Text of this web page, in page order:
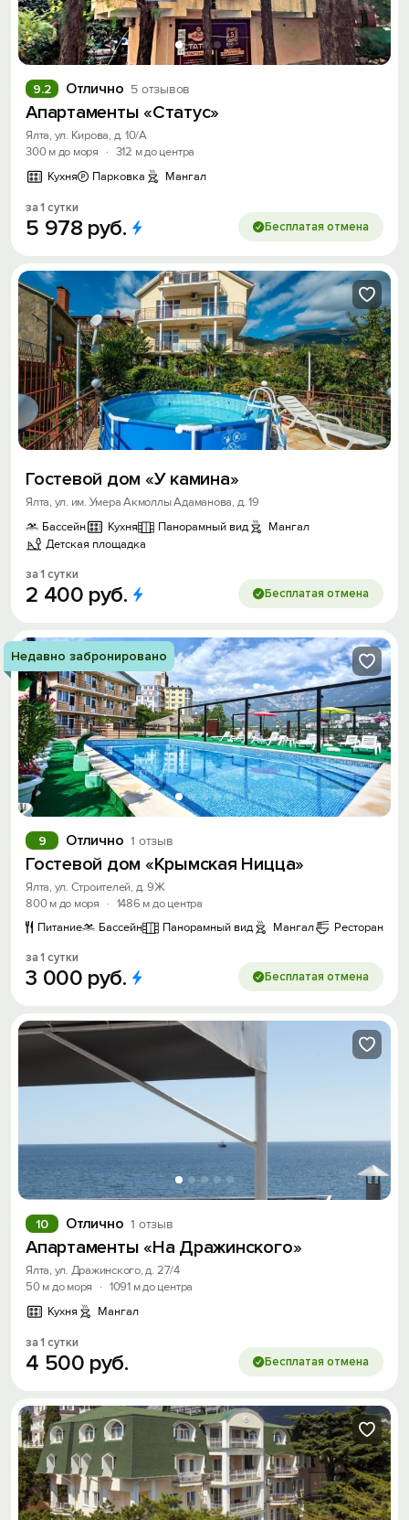
Отлично 5 отзывов
9.2
Апартаменты «Статус»
Ялта, ул. Кирова, д. 10/А
300 м до моря
· 312 м до центра
Кухня
Парковка Мангал
за 1 сутки
5 978 руб. Бесплатая отмена
Гостевой дом «У камина»
Ялта, ул. им. Умера Акмоллы Адаманова, д. 19
Бассейн
Кухня Панорамный вид
Мангал
Детская площадка
за 1 сутки
2 400 руб. Бесплатая отмена
Недавно забронировано
Отлично 1 отзыв
9
Гостевой дом «Крымская Ницца»
Ялта, ул. Строителей, д. 9Ж
800 м до моря
· 1486 м до центра
Питание
Бассейн Панорамный вид Мангал Ресторан
за 1 сутки
3 000 руб. Бесплатая отмена
Отлично 1 отзыв
10
Апартаменты «На Дражинского»
Ялта, ул. Дражинского, д. 27/4
50 м до моря
· 1091 м до центра
Кухня
Мангал
за 1 сутки
4 500 руб. Бесплатая отмена
Скидка −5%
Хочешь дешевле? Оставь почту и получи
промокод на первое бронирование!
Получить промокод
Вход на сайт
Войти илиЗарегистрироваться
Войти
Войти с помощью